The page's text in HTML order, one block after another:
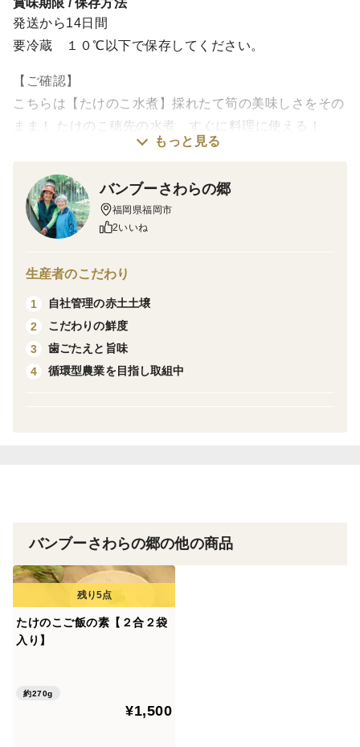
賞味期限 / 保存方法
発送から14日間
要冷蔵 １０℃以下で保存してください。
【ご確認】
こちらは【たけのこ水煮】採れたて筍の美味しさをその
まま！ たけのこ穂先の水煮 すぐに料理に使える！
真空パック（200g×５個入り）の商品ページです。
注意くださいませ。
す。
私たちは、採った後にすぐ茹でてアク抜きしています。
もともとアクが少ないたけのこなので、水だけで茹でて
アク抜きを行っていることもあり、たけのこ本来の香り
と味、食感を楽しめます。
産地の特徴
たけのこの生産日本一の福岡で、自社管理している竹林
で採れたたけのこです^^
品種の特徴
もっと見る
バンブーさわらの郷
福岡県福岡市
2いいね
生産者のこだわり
1
自社管理の赤土土壌
2
こだわりの鮮度
3
歯ごたえと旨味
4
循環型農業を目指し取組中
バンブーさわらの郷の他の商品
たけのこご飯の素【２合２袋
入り】
約270g
¥1,500